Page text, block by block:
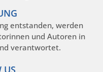
entstanden, werden
und Autoren in
verantwortet.